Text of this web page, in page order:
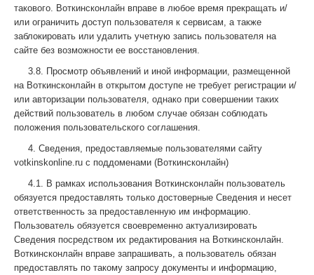
такового. Воткинсконлайн вправе в любое время прекращать и/
или ограничить доступ пользователя к сервисам, а также
заблокировать или удалить учетную запись пользователя на
сайте без возможности ее восстановления.
3.8. Просмотр объявлений и иной информации, размещенной
на Воткинсконлайн в открытом доступе не требует регистрации и/
или авторизации пользователя, однако при совершении таких
действий пользователь в любом случае обязан соблюдать
положения пользовательского соглашения.
4. Сведения, предоставляемые пользователями сайту
votkinskonline.ru с поддоменами (Воткинсконлайн)
4.1. В рамках использования Воткинсконлайн пользователь
обязуется предоставлять только достоверные Сведения и несет
ответственность за предоставленную им информацию.
Пользователь обязуется своевременно актуализировать
Сведения посредством их редактирования на Воткинсконлайн.
Воткинсконлайн вправе запрашивать, а пользователь обязан
предоставлять по такому запросу документы и информацию,